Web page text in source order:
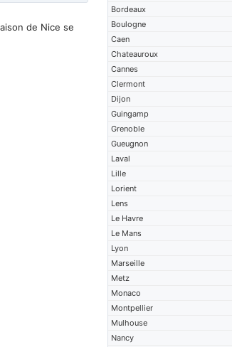
Bordeaux
Boulogne
Caen
Chateauroux
Cannes
Clermont
Dijon
Guingamp
Grenoble
Gueugnon
Laval
Lille
Lorient
Lens
Le Havre
Le Mans
Lyon
Marseille
Metz
Monaco
Montpellier
Mulhouse
Nancy
de Nice se